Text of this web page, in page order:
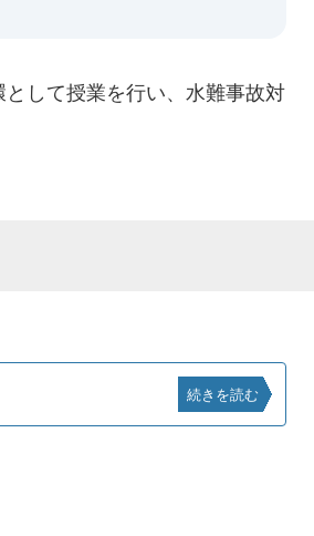
して授業を行い、水難事故対
続きを読む